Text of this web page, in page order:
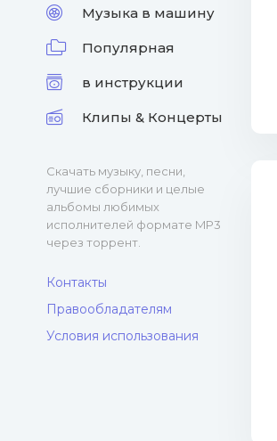
Музыка в машину
Популярная
в инструкции
Клипы & Концерты
Скачать музыку, песни,
лучшие сборники и целые
альбомы любимых
исполнителей формате MP3
через торрент.
Контакты
Правообладателям
Условия использования